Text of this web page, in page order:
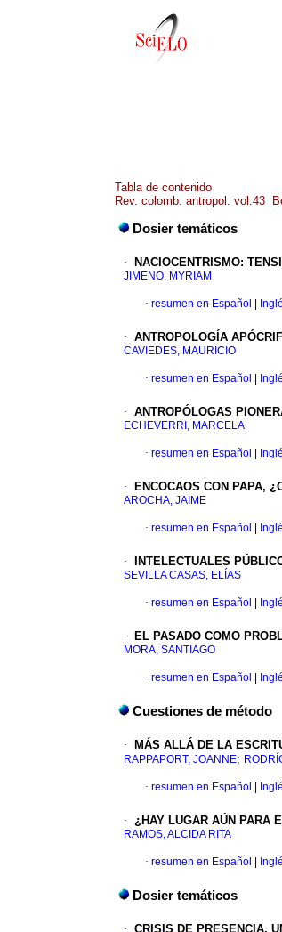
Tabla de contenido
Rev. colomb. antropol. vol.43
Dosier temáticos
· NACIOCENTRISMO:
JIMENO, MYRIAM
· resumen en Español
· ANTROPOLOGÍA
CAVIEDES, MAURICIO
· resumen en Español
· ANTROPÓLOGAS
ECHEVERRI, MARCELA
· resumen en Español
· ENCOCAOS CON PAPA,
AROCHA, JAIME
· resumen en Español
· INTELECTUALES
SEVILLA CASAS, ELÍAS
· resumen en Español
· EL PASADO COMO
MORA, SANTIAGO
· resumen en Español
Cuestiones de método
· MÁS ALLÁ DE LA
RAPPAPORT, JOANNE;
· resumen en Español
· ¿HAY LUGAR AÚN PARA
RAMOS, ALCIDA RITA
· resumen en Español
Dosier temáticos
· CRISIS DE PRESENCIA,